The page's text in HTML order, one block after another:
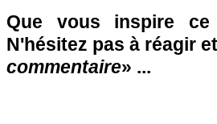
Que vous inspire
N'hésitez pas à réagir
commentaire» ...